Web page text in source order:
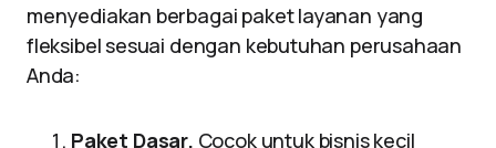
menyediakan berbagai paket layanan yang
fleksibel sesuai dengan kebutuhan perusahaan
Anda:
Paket Dasar. Cocok untuk bisnis kecil